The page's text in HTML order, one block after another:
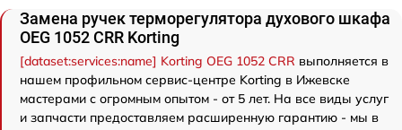
Замена ручек терморегулятора духового шкафа
OEG 1052 CRR Korting
[dataset:services:name] Korting OEG 1052 CRR выполняется в
нашем профильном сервис-центре Korting в Ижевске
мастерами с огромным опытом - от 5 лет. На все виды услуг
и запчасти предоставляем расширенную гарантию - мы в